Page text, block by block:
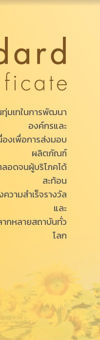
มเทในการพัฒนา
องค์กรและ
งเพื่อการส่งมอบ
ผลิตภัณฑ์
อดจนผู้บริโภคได้
สะท้อน
วามสำเร็จรางวัล
และ
กหลายสถาบันทั่ว
โลก